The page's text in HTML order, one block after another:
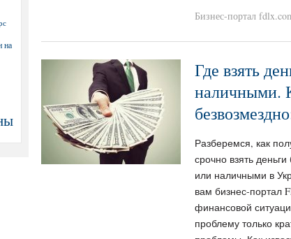
Бизнес-портал
Где взять
наличными.
Разберемся, как
срочно взять
или наличными в
вам бизнес-портал
финансовой
проблему только
на